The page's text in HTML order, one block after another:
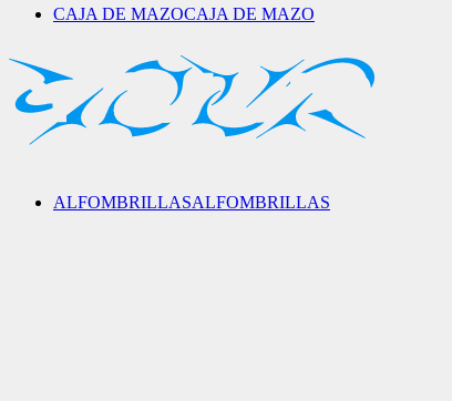
CAJA DE MAZOCAJA DE MAZO
ALFOMBRILLASALFOMBRILLAS